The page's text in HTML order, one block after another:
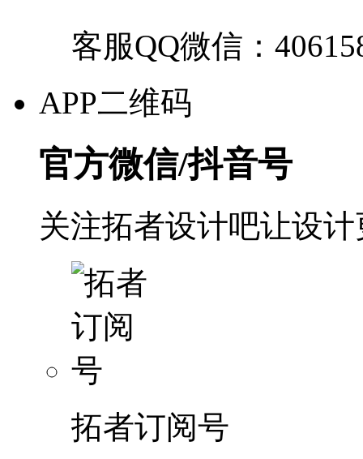
客服QQ微信：
APP二维码
官方微信/抖音号
关注拓者设计吧让设
拓者订阅号